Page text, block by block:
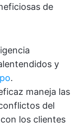
de
y
.
maneja las
del
los clientes